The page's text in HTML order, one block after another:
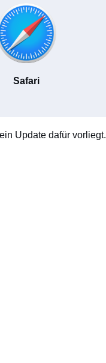
Safari
Update dafür vorliegt.